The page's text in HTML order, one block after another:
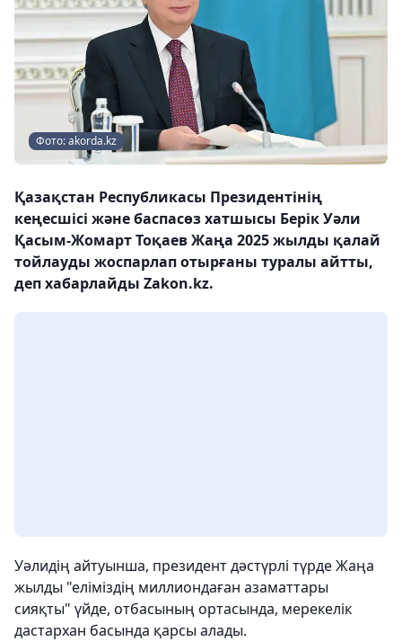
Фото: akorda.kz
Қазақстан Республикасы Президентінің
кеңесшісі және баспасөз хатшысы Берік Уәли
Қасым-Жомарт Тоқаев Жаңа 2025 жылды қалай
тойлауды жоспарлап отырғаны туралы айтты,
деп хабарлайды Zakon.kz.
Уәлидің айтуынша, президент дәстүрлі түрде Жаңа
жылды "еліміздің миллиондаған азаматтары
сияқты" үйде, отбасының ортасында, мерекелік
дастархан басында қарсы алады.